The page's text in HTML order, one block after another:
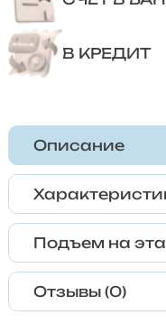
В КРЕДИТ
Описание
Подъем на
Отзывы (0)